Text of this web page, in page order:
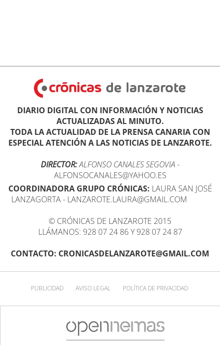
DIARIO DIGITAL CON INFORMACIÓN Y NOTICIAS
ACTUALIZADAS AL MINUTO.
TODA LA ACTUALIDAD DE LA PRENSA CANARIA CON
ESPECIAL ATENCIÓN A LAS NOTICIAS DE LANZAROTE.
DIRECTOR:ALFONSO CANALES SEGOVIA -
ALFONSOCANALES@YAHOO.ES
COORDINADORA GRUPO CRÓNICAS: LAURA SAN JOSÉ
LANZAGORTA - LANZAROTE.LAURA@GMAIL.COM
© CRÓNICAS DE LANZAROTE 2015
LLÁMANOS: 928 07 24 86 Y 928 07 24 87
CONTACTO: CRONICASDELANZAROTE@GMAIL.COM
PUBLICIDAD AVISO LEGAL POLÍTICA DE PRIVACIDAD